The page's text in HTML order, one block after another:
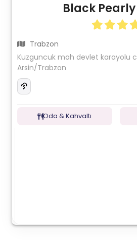
Black
Trabzon
Kuzguncuk mah devlet karayolu
Arsin/Trabzon
Oda & Kahvaltı